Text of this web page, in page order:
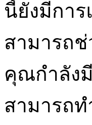
นี้ยังมีการ
สามารถช่
คุณกำลัง
สามารถ